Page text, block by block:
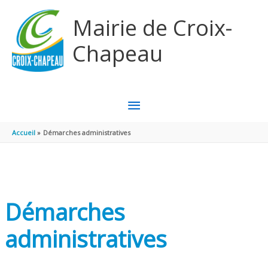
Mairie de Croix-
Chapeau
MENU
PRINCIPAL
Accueil Démarches administratives
Démarches
administratives